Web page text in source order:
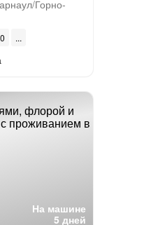
Горно-
На машине
5 дней